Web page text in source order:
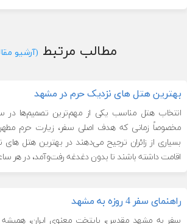
مطالب مرتبط (آرشیو
بهترین هتل های نزدیک حرم در مشهد
انتخاب هتل مناسب یکی از مهم‌ترین تصمیم‌ها
مخصوصاً زمانی که هدف اصلی سفر، زیارت حرم
بسیاری از زائران ترجیح می‌دهند در بهترین هتل
اقامت داشته باشند تا بدون دغدغه رفت‌وآمد، در هر
راهنمای سفر 4 روزه به مشهد
سفر به مشهد مقدس، پایتخت معنوی ایران،